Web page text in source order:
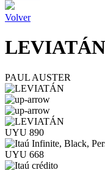
Volver
LEVIATÁN
PAUL AUSTER
UYU 890
UYU 668